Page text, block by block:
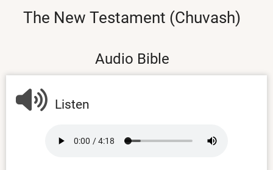
The New Testament (Chuvash)
Audio Bible
Listen